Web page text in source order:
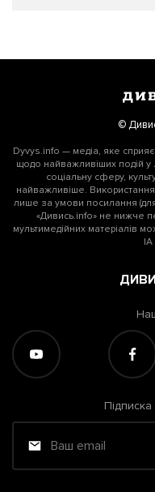
©
Dyvys.info — медіа, яке
щодо найважливіших подій у
соціальну сферу,
найважливіше.
лише за умови посилання
«Дивись.info» не нижче
мультимедійних матеріалів